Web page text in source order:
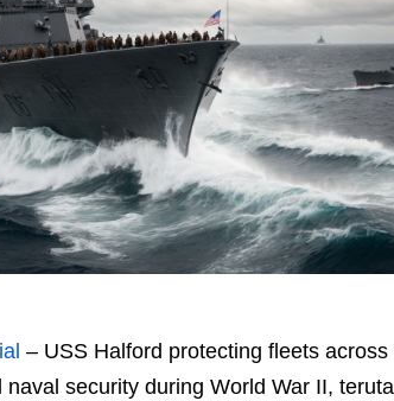
– USS Halford protecting fleets across
security during World War II,